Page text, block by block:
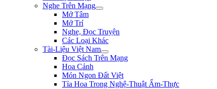
Nghe Trên Mạng
Mở Tâm
Mở Trí
Nghe, Đọc Truyện
Các Loại Khác
Tài-Liệu Việt Nam
Đọc Sách Trên Mạng
Hoa Cảnh
Món Ngon Đất Việt
Tỉa Hoa Trong Nghệ-Thuật Ẩm-Thực